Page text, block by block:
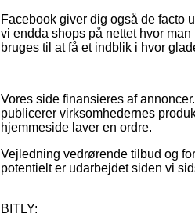
Facebook giver dig også de facto
vi endda shops på nettet hvor
bruges til at få et indblik i hvor
Vores side finansieres af
publicerer virksomhedernes
hjemmeside laver en ordre.
Vejledning vedrørende tilbud og
potentielt er udarbejdet siden vi
BITLY: